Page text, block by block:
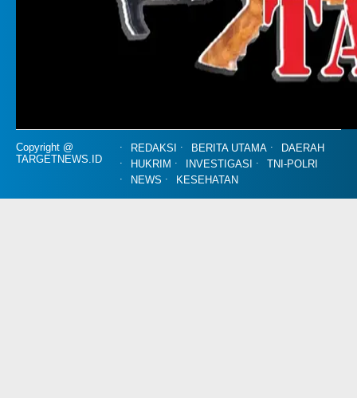
Copyright @
TARGETNEWS.ID
REDAKSI BERITA UTAMA
DAERAH
HUKRIM
INVESTIGASI
TNI-POLRI
NEWS
KESEHATAN